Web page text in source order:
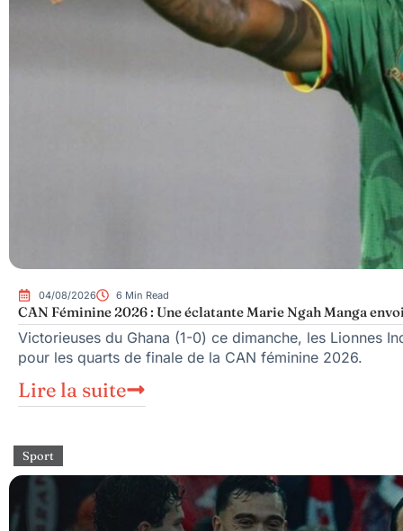
04/08/2026 6 Min Read
CAN Féminine 2026 : Une éclatante Marie Ngah Manga
Victorieuses du Ghana (1-0) ce dimanche, les Lionnes
pour les quarts de finale de la CAN féminine 2026.
Lire la suite
Sport